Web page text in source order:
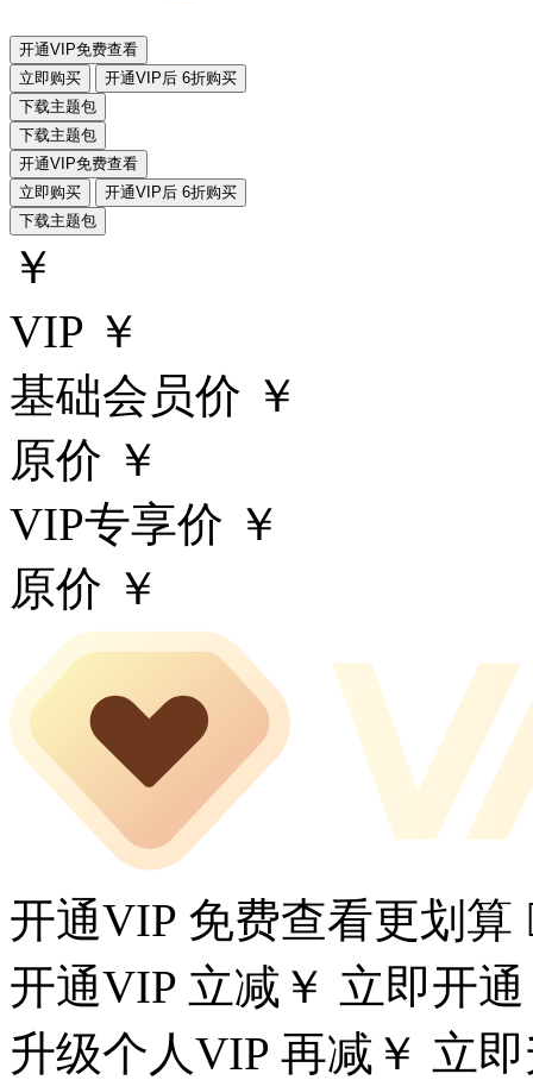
开通VIP免费查看
立即购买
开通VIP后 6折购买
下载主题包
下载主题包
开通VIP免费查看
立即购买
开通VIP后 6折购买
下载主题包
￥
VIP ￥
基础会员价 ￥
原价 ￥
VIP专享价 ￥
原价 ￥
开通VIP 免费查看更划算
开通VIP 立减￥ 立即开通
升级个人VIP 再减￥ 立